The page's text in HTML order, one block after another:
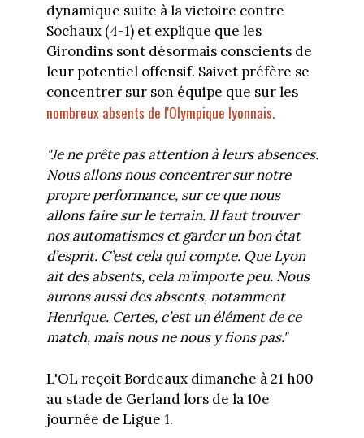
dynamique suite à la victoire contre
Sochaux (4-1) et explique que les
Girondins sont désormais conscients de
leur potentiel offensif. Saivet préfère se
concentrer sur son équipe que sur les
nombreux absents de l'Olympique lyonnais.
"Je ne prête pas attention à leurs absences.
Nous allons nous concentrer sur notre
propre performance, sur ce que nous
allons faire sur le terrain. Il faut trouver
nos automatismes et garder un bon état
d’esprit. C’est cela qui compte. Que Lyon
ait des absents, cela m’importe peu. Nous
aurons aussi des absents, notamment
Henrique. Certes, c’est un élément de ce
match, mais nous ne nous y fions pas."
L'OL reçoit Bordeaux dimanche à 21 h00
au stade de Gerland lors de la 10e
journée de Ligue 1.